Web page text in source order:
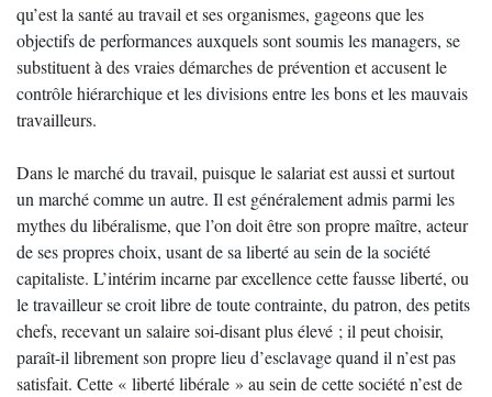
qu’est la santé au travail et ses organismes, gageons que les
objectifs de performances auxquels sont soumis les managers, se
substituent à des vraies démarches de prévention et accusent le
contrôle hiérarchique et les divisions entre les bons et les mauvais
travailleurs.
Dans le marché du travail, puisque le salariat est aussi et surtout
un marché comme un autre. Il est généralement admis parmi les
mythes du libéralisme, que l’on doit être son propre maître, acteur
de ses propres choix, usant de sa liberté au sein de la société
capitaliste. L’intérim incarne par excellence cette fausse liberté, ou
le travailleur se croit libre de toute contrainte, du patron, des petits
chefs, recevant un salaire soi-disant plus élevé ; il peut choisir,
paraît-il librement son propre lieu d’esclavage quand il n’est pas
satisfait. Cette « liberté libérale » au sein de cette société n’est de